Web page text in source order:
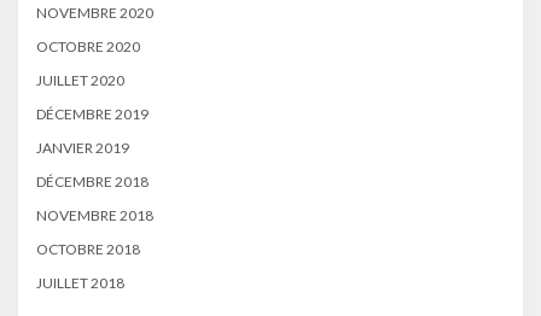
NOVEMBRE 2020
OCTOBRE 2020
JUILLET 2020
DÉCEMBRE 2019
JANVIER 2019
DÉCEMBRE 2018
NOVEMBRE 2018
OCTOBRE 2018
JUILLET 2018